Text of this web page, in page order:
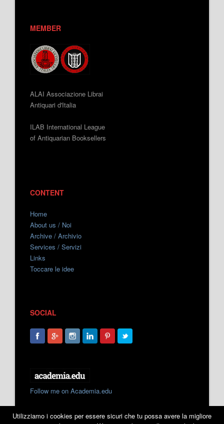
MEMBER
ALAI Associazione Librai
Antiquari d'Italia
ILAB International League
of Antiquarian Booksellers
CONTENT
Home
About us / Noi
Archive / Archivio
Services / Servizi
Links
Toccare le idee
SOCIAL
Follow me on Academia.edu
Utilizziamo i cookies per essere sicuri che tu possa avere la migliore